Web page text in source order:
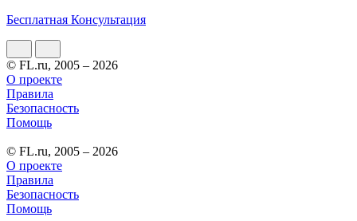
Бесплатная Консультация
© FL.ru, 2005 – 2026
О проекте
Правила
Безопасность
Помощь
© FL.ru, 2005 – 2026
О проекте
Правила
Безопасность
Помощь